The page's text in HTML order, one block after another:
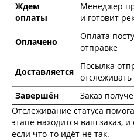
Ждем
оплаты
Менеджер
и готовит
Оплачено
Оплата
отправке
Доставляется
Посылка
Завершён
Заказ
Отслеживание статуса
этапе находится ваш заказ,
если что-то идёт не так.